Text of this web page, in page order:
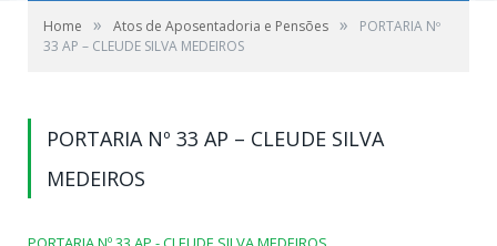
Home » Atos de Aposentadoria e Pensões »
PORTARIA Nº
33 AP – CLEUDE SILVA MEDEIROS
PORTARIA Nº 33 AP – CLEUDE SILVA
MEDEIROS